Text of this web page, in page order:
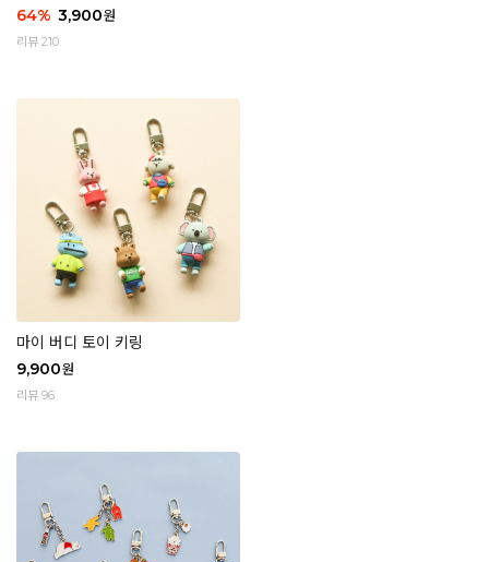
64% 3,900원
리뷰 210
마이 버디 토이 키링
9,900원
리뷰 96